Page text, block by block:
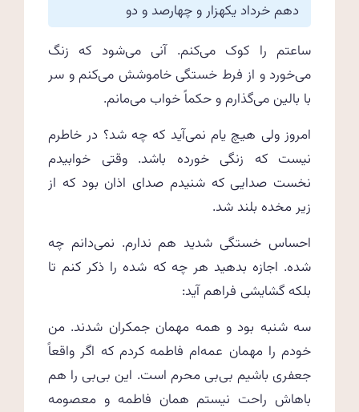
دهم خرداد یکهزار و چهارصد و دو
ساعتم را کوک‌ می‌کنم. آنی می‌شود که زنگ
می‌خورد و از فرط خستگی خاموشش می‌کنم و سر
با بالین می‌گذارم و حکماً خواب می‌مانم.
امروز ولی هیچ یام نمی‌آید که چه شد؟ در خاطرم
نیست که زنگی خورده باشد. وقتی خوابیدم
نخست صدایی که شنیدم صدای اذان بود که از
زیر مخده بلند شد.
احساس خستگی شدید هم ندارم. نمی‌دانم چه
شده. اجازه بدهید هر چه که شده را ذکر کنم تا
بلکه گشایشی فراهم آید:
سه شنبه بود و همه مهمان جمکران شدند. من
خودم را مهمان عمه‌ام فاطمه کردم که اگر واقعاً
جعفری باشیم بی‌بی محرم است. این بی‌بی را هم
باهاش راحت نیستم همان فاطمه و معصومه